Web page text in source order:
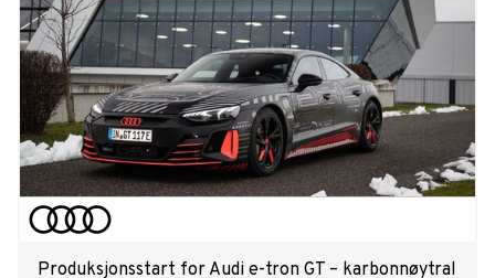
Produksjonsstart for Audi e-tron GT – karbonnøytral